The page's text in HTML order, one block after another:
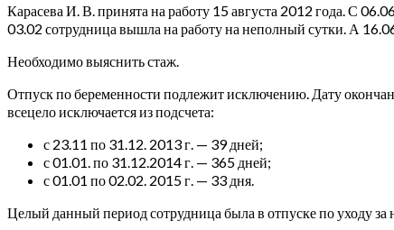
Карасева И. В. принята на работу 15 августа 2012 года. С
03.02 сотрудница вышла на работу на неполный сутки. А
Необходимо выяснить стаж.
Отпуск по беременности подлежит исключению. Дату
всецело исключается из подсчета:
с 23.11 по 31.12. 2013 г. — 39 дней;
с 01.01. по 31.12.2014 г. — 365 дней;
с 01.01 по 02.02. 2015 г. — 33 дня.
Целый данный период сотрудница была в отпуске по уходу